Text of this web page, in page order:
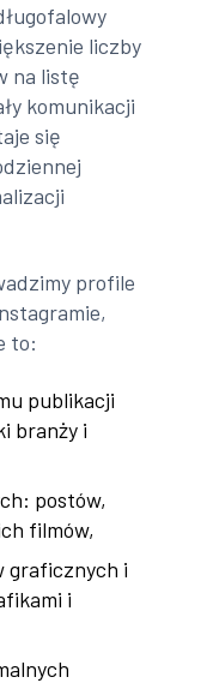
liczby
na listę
komunikacji
się
profile
to:
publikacji
branży i
postów,
filmów,
graficznych i
i